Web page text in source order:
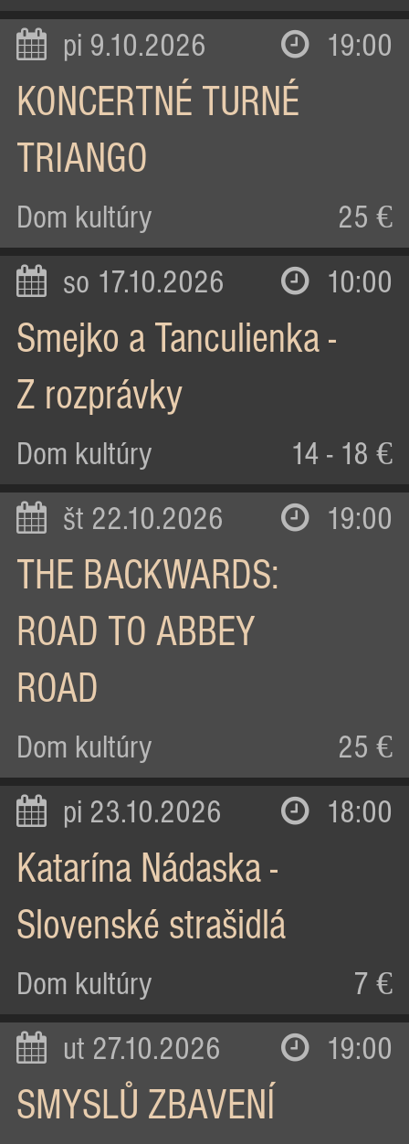
pi 9.10.2026 19:00
KONCERTNÉ TURNÉ
TRIANGO
Dom kultúry 25 €
so 17.10.2026 10:00
Smejko a Tanculienka -
Z rozprávky
Dom kultúry 14 - 18 €
št 22.10.2026 19:00
THE BACKWARDS:
ROAD TO ABBEY
ROAD
Dom kultúry 25 €
pi 23.10.2026 18:00
Katarína Nádaska -
Slovenské strašidlá
Dom kultúry 7 €
ut 27.10.2026 19:00
SMYSLŮ ZBAVENÍ